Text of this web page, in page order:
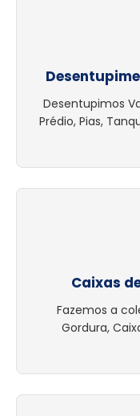
Desentupimos
Prédio, Pias,
Caixas
Fazemos a
Gordura,